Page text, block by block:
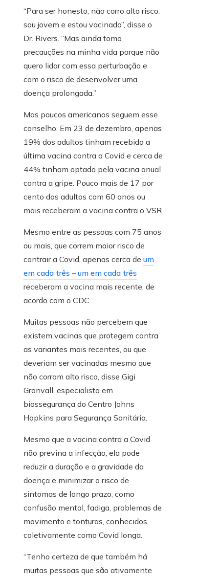
“Para ser honesto, não corro alto risco:
sou jovem e estou vacinado”, disse o
Dr. Rivers. “Mas ainda tomo
precauções na minha vida porque não
quero lidar com essa perturbação e
com o risco de desenvolver uma
doença prolongada.”
Mas poucos americanos seguem esse
conselho. Em 23 de dezembro, apenas
19% dos adultos tinham recebido a
última vacina contra a Covid e cerca de
44% tinham optado pela vacina anual
contra a gripe. Pouco mais de 17 por
cento dos adultos com 60 anos ou
mais receberam a vacina contra o VSR
Mesmo entre as pessoas com 75 anos
ou mais, que correm maior risco de
contrair a Covid, apenas cerca de um
em cada três – um em cada três
receberam a vacina mais recente, de
acordo com o CDC
Muitas pessoas não percebem que
existem vacinas que protegem contra
as variantes mais recentes, ou que
deveriam ser vacinadas mesmo que
não corram alto risco, disse Gigi
Gronvall, especialista em
biossegurança do Centro Johns
Hopkins para Segurança Sanitária.
Mesmo que a vacina contra a Covid
não previna a infecção, ela pode
reduzir a duração e a gravidade da
doença e minimizar o risco de
sintomas de longo prazo, como
confusão mental, fadiga, problemas de
movimento e tonturas, conhecidos
coletivamente como Covid longa.
“Tenho certeza de que também há
muitas pessoas que são ativamente